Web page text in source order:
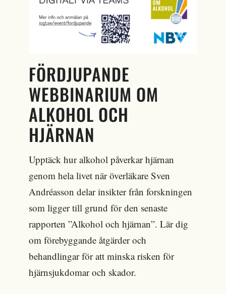
FÖRDJUPANDE
WEBBINARIUM OM
ALKOHOL OCH
HJÄRNAN
Upptäck hur alkohol påverkar hjärnan
genom hela livet när överläkare Sven
Andréasson delar insikter från forskningen
som ligger till grund för den senaste
rapporten ”Alkohol och hjärnan”. Lär dig
om förebyggande åtgärder och
behandlingar för att minska risken för
hjärnsjukdomar och skador.